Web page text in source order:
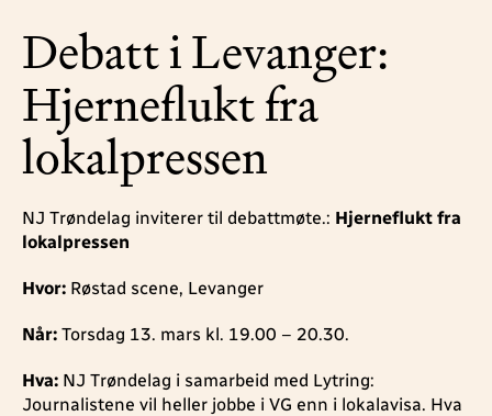
Debatt i Levanger:
Hjerneflukt fra
lokalpressen
NJ Trøndelag inviterer til debattmøte.: Hjerneflukt fra
lokalpressen
Hvor: Røstad scene, Levanger
Når: Torsdag 13. mars kl. 19.00 – 20.30.
Hva: NJ Trøndelag i samarbeid med Lytring:
Journalistene vil heller jobbe i VG enn i lokalavisa. Hva